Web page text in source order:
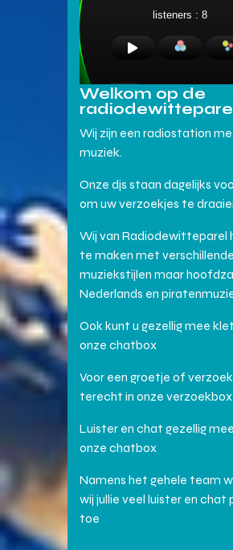
Welkom op de
Wij zijn een radiostation
muziek.
Onze djs staan dagelijks
om uw verzoekjes te
Wij van Radiodewitteparel
te maken met
muziekstijlen maar
Nederlands en
Ook kunt u gezellig mee
onze chatbox
Voor een groetje of
terecht in onze verzoekbox
Luister en chat gezellig
onze chatbox
Namens het gehele team
wij jullie veel luister en chat
toe